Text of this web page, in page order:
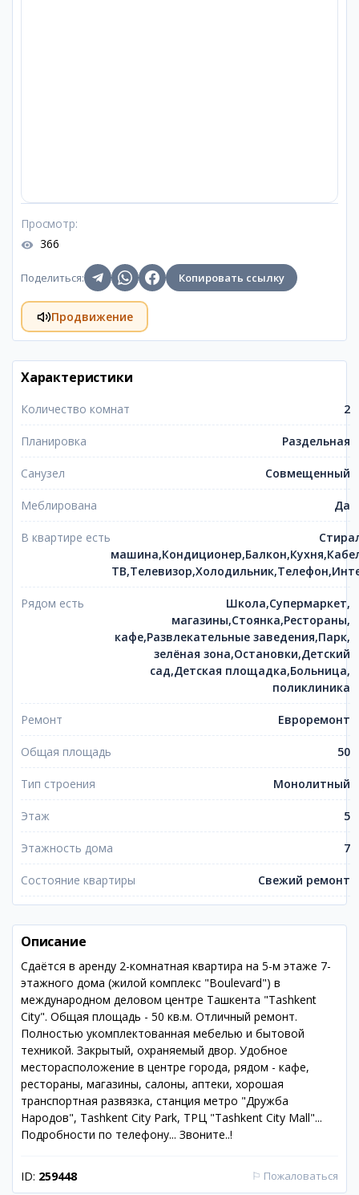
Просмотр:
366
Поделиться: Копировать ссылку
Продвижение
Характеристики
Количество комнат 2
Планировка Раздельная
Санузел Совмещенный
Меблирована Да
В квартире есть
Рядом есть
Школа,Супермаркет,
магазины,Стоянка,Рестораны,
кафе,Развлекательные заведения,Парк,
зелёная зона,Остановки,Детский
сад,Детская площадка,Больница,
поликлиника
Ремонт Евроремонт
Общая площадь 50
Тип строения Монолитный
Этаж 5
Этажность дома 7
Состояние квартиры Свежий ремонт
Описание
Сдаётся в аренду 2-комнатная квартира на 5-м этаже 7-
этажного дома (жилой комплекс "Boulevard") в
международном деловом центре Ташкента "Tashkent
City". Общая площадь - 50 кв.м. Отличный ремонт.
Полностью укомплектованная мебелью и бытовой
техникой. Закрытый, охраняемый двор. Удобное
месторасположение в центре города, рядом - кафе,
рестораны, магазины, салоны, аптеки, хорошая
транспортная развязка, станция метро "Дружба
Народов", Tashkent City Park, ТРЦ "Tashkent City Mall"...
Подробности по телефону... Звоните..!
ID: 259448 ⚐ Пожаловаться